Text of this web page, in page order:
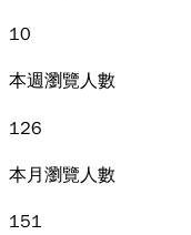
10
本週瀏覽人數
126
本月瀏覽人數
151